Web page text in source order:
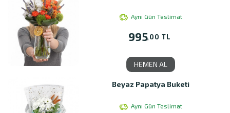
Aynı Gün Teslimat
995,00 TL
HEMEN AL
Beyaz Papatya Buketi
Aynı Gün Teslimat